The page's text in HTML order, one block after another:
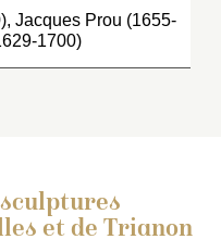
Jacques Prou (1655-
1700)
et de Trianon